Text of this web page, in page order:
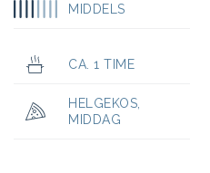
MIDDELS
CA. 1 TIME
HELGEKOS
MIDDAG